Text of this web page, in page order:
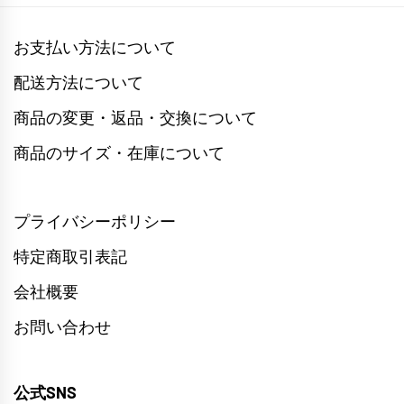
お支払い方法について
配送方法について
商品の変更・返品・交換について
商品のサイズ・在庫について
プライバシーポリシー
特定商取引表記
会社概要
お問い合わせ
公式SNS